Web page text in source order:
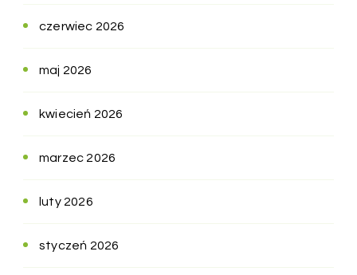
czerwiec 2026
maj 2026
kwiecień 2026
marzec 2026
luty 2026
styczeń 2026